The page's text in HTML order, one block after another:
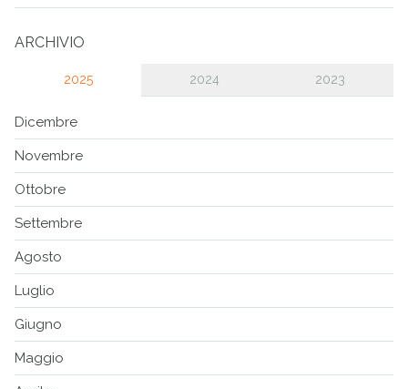
ARCHIVIO
2025 2024 2023
Dicembre
Novembre
Ottobre
Settembre
Agosto
Luglio
Giugno
Maggio